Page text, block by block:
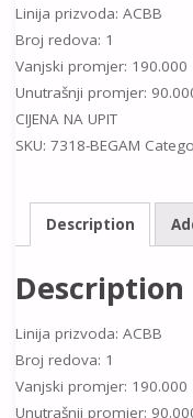
Linija prizvoda: ACBB
Broj redova: 1
Vanjski promjer: 190.000
Unutrašnji promjer:
CIJENA NA UPIT
SKU: 7318-BEGAM
Description
Description
Linija prizvoda: ACBB
Broj redova: 1
Vanjski promjer: 190.000
Unutrašnji promjer: